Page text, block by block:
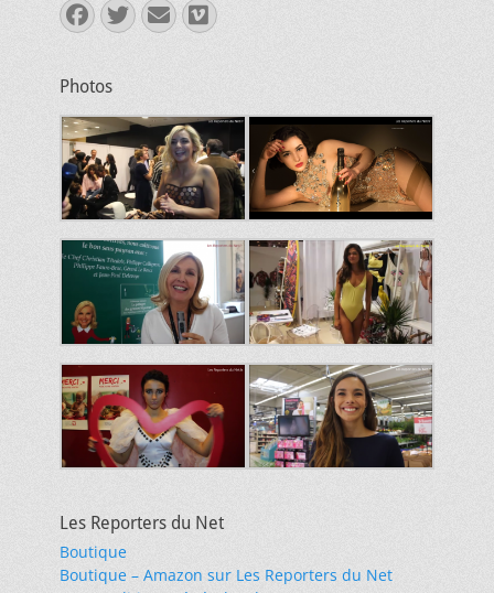
Facebook
Twitter
E-
mail
Vimeo
Photos
Les Reporters du Net
Boutique
Boutique – Amazon sur Les Reporters du Net